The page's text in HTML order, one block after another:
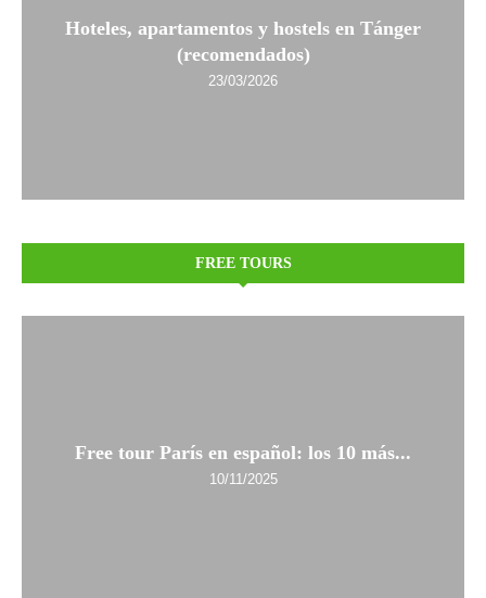
Hoteles, apartamentos y hostels en Tánger
(recomendados)
23/03/2026
FREE TOURS
Free tour París en español: los 10 más...
10/11/2025